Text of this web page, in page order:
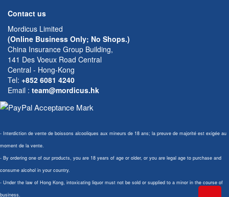
Contact us
Mordicus Limited
(Online Business Only; No Shops.)
China Insurance Group Building,
141 Des Voeux Road Central
Central - Hong-Kong
Tel: +852 6081 4240
Email : team@mordicus.hk
- Interdiction de vente de boissons alcooliques aux mineurs de 18 ans; la preuve de majorité est exigée au
moment de la vente.
- By ordering one of our products, you are 18 years of age or older, or you are legal age to purchase and
consume alcohol in your country.
- Under the law of Hong Kong, intoxicating liquor must not be sold or supplied to a minor in the course of
business.